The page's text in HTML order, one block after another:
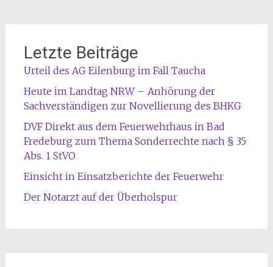
Letzte Beiträge
Urteil des AG Eilenburg im Fall Taucha
Heute im Landtag NRW – Anhörung der
Sachverständigen zur Novellierung des BHKG
DVF Direkt aus dem Feuerwehrhaus in Bad
Fredeburg zum Thema Sonderrechte nach § 35
Abs. 1 StVO
Einsicht in Einsatzberichte der Feuerwehr
Der Notarzt auf der Überholspur